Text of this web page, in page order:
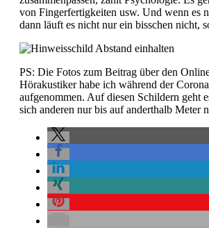
von Fingerfertigkeiten usw. Und wenn es
dann läuft es nicht nur ein bisschen nicht,
PS: Die Fotos zum Beitrag über den
Hörakustiker habe ich während der
aufgenommen. Auf diesen Schildern geht
sich anderen nur bis auf anderthalb Meter